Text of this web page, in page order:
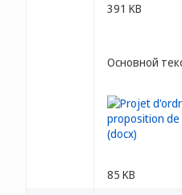
391 KB
Основной
85 KB